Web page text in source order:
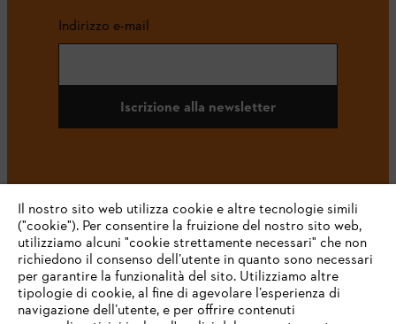
Indirizzo e-mail
Iscrizione alla newsletter
Il nostro sito web utilizza cookie e altre tecnologie simili
("cookie"). Per consentire la fruizione del nostro sito web,
utilizziamo alcuni "cookie strettamente necessari" che non
richiedono il consenso dell’utente in quanto sono necessari
per garantire la funzionalità del sito. Utilizziamo altre
tipologie di cookie, al fine di agevolare l’esperienza di
navigazione dell’utente, e per offrire contenuti